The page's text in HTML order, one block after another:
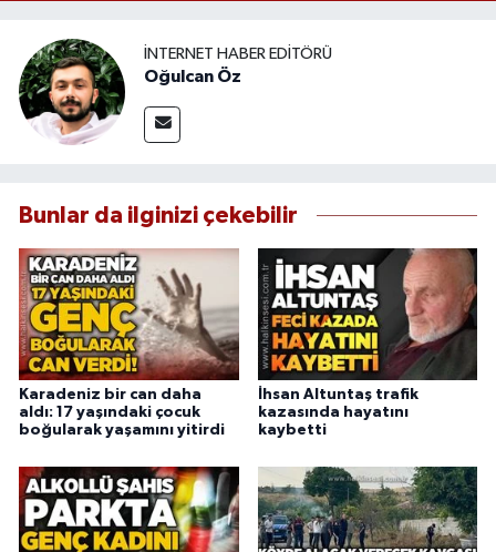
İNTERNET HABER EDITÖRÜ
Oğulcan Öz
Bunlar da ilginizi çekebilir
Karadeniz bir can daha
aldı: 17 yaşındaki çocuk
boğularak yaşamını yitirdi
İhsan Altuntaş trafik
kazasında hayatını
kaybetti